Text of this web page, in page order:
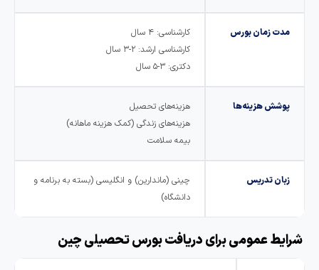
مدت زمان بورس
کارشناسی: ۴ سال
کارشناسی ارشد: ۲-۳ سال
دکتری: ۳-۵ سال
پوشش هزینه‌ها
هزینه‌های تحصیل
هزینه‌های زندگی (کمک هزینه ماهانه)
بیمه سلامت
زبان تدریس
چینی (ماندارین) و انگلیسی (بسته به برنامه و
دانشگاه)
عمومی برای دریافت بورس تحصیلی چین